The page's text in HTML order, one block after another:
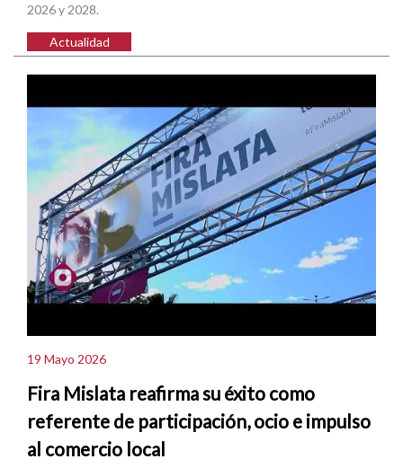
2026 y 2028.
Actualidad
19 Mayo 2026
Fira Mislata reafirma su éxito como
referente de participación, ocio e impulso
al comercio local